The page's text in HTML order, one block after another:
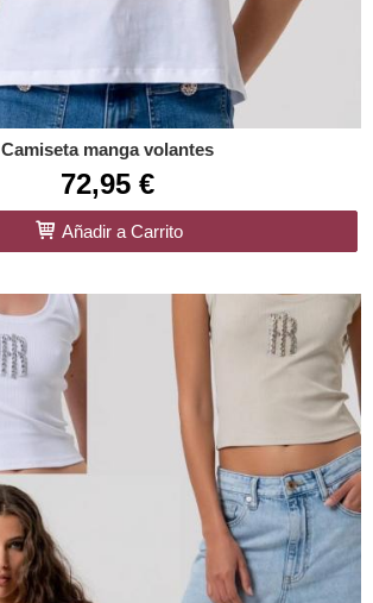
Camiseta manga volantes
72,95 €
Añadir a Carrito